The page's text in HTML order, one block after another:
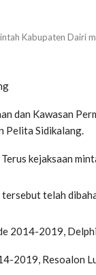
Kabupaten Dairi
dan Kawasan
Pelita Sidikalang.
kejaksaan
telah
2014-2019,
2019, Resoalon